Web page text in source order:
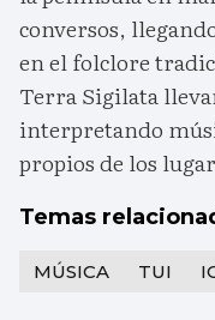
conversos,
en el folclore
Terra Sigilata
interpretando
propios de los
Temas
MÚSICA TUI